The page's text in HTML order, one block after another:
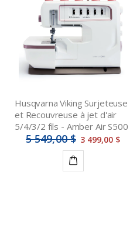
panier
Husqvarna Viking Surjeteuse
et Recouvreuse à jet d'air
5/4/3/2 fils - Amber Air S500
5 549,00 $ 3 499,00 $